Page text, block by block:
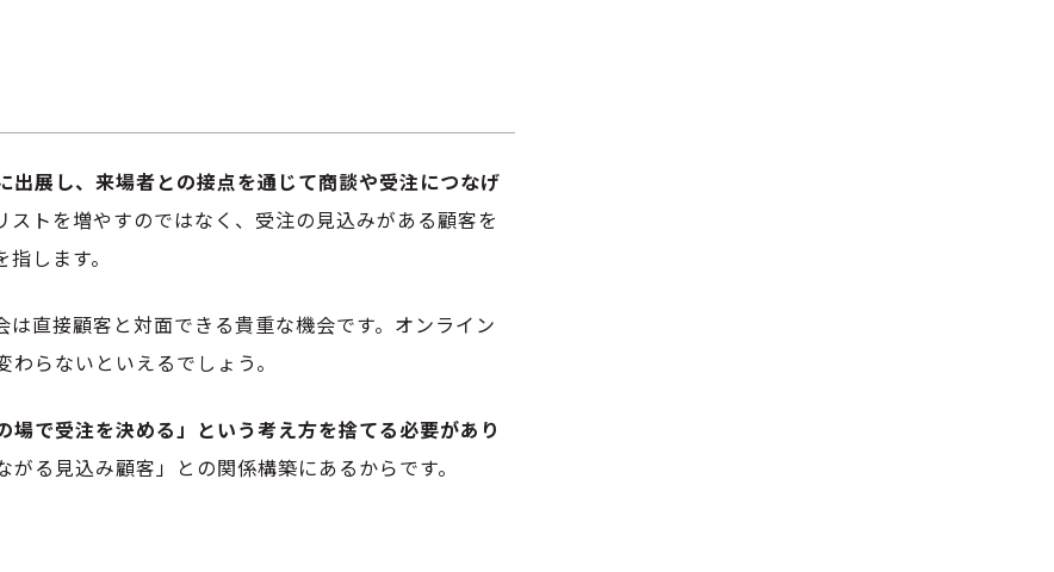
出展し、来場者との接点を通じて商談や受注につなげ
ストを増やすのではなく、受注の見込みがある顧客を
します。
直接顧客と対面できる貴重な機会です。オンライン
らないといえるでしょう。
で受注を決める」という考え方を捨てる必要があり
る見込み顧客」との関係構築にあるからです。